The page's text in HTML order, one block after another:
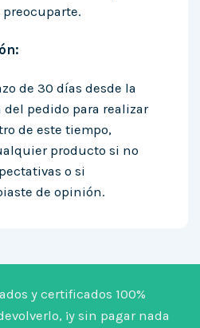
de 30 días desde la
pedido para realizar
de este tiempo,
producto si no
o si
de opinión.
y certificados 100%
¡y sin pagar nada